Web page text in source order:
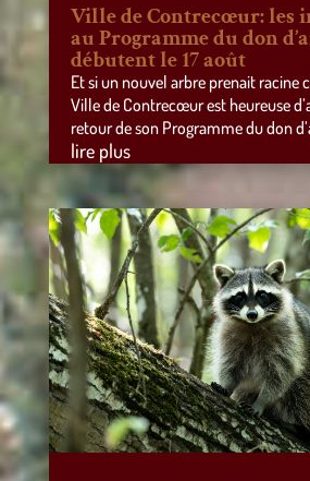
Ville de Contrecœur: les
au Programme du don
débutent le 17 août
Et si un nouvel arbre prenait racine
Ville de Contrecœur est heureuse
retour de son Programme du don
lire plus